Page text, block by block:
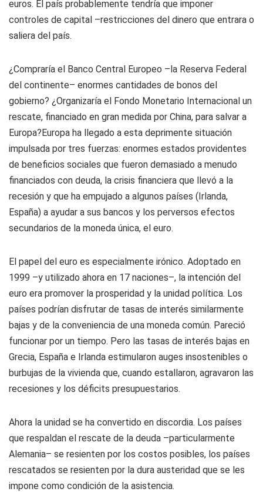
euros. El país probablemente tendría que imponer
controles de capital –restricciones del dinero que entrara o
saliera del país.
¿Compraría el Banco Central Europeo –la Reserva Federal
del continente– enormes cantidades de bonos del
gobierno? ¿Organizaría el Fondo Monetario Internacional un
rescate, financiado en gran medida por China, para salvar a
Europa?Europa ha llegado a esta deprimente situación
impulsada por tres fuerzas: enormes estados providentes
de beneficios sociales que fueron demasiado a menudo
financiados con deuda, la crisis financiera que llevó a la
recesión y que ha empujado a algunos países (Irlanda,
España) a ayudar a sus bancos y los perversos efectos
secundarios de la moneda única, el euro.
El papel del euro es especialmente irónico. Adoptado en
1999 –y utilizado ahora en 17 naciones–, la intención del
euro era promover la prosperidad y la unidad política. Los
países podrían disfrutar de tasas de interés similarmente
bajas y de la conveniencia de una moneda común. Pareció
funcionar por un tiempo. Pero las tasas de interés bajas en
Grecia, España e Irlanda estimularon auges insostenibles o
burbujas de la vivienda que, cuando estallaron, agravaron las
recesiones y los déficits presupuestarios.
Ahora la unidad se ha convertido en discordia. Los países
que respaldan el rescate de la deuda –particularmente
Alemania– se resienten por los costos posibles, los países
rescatados se resienten por la dura austeridad que se les
impone como condición de la asistencia.